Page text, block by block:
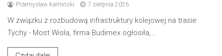
Przemysław Kamiński 7 sierpnia 2026
W związku z rozbudową infrastruktury kolejowej na trasie
Tychy - Most Wisła, firma Budimex ogłosiła,…